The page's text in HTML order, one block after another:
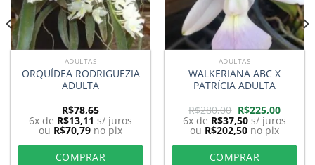
ADULTAS
ORQUÍDEA RODRIGUEZIA
ADULTA
R$78,65
6x de R$13,11 s/ juros
ou R$70,79 no pix
COMPRAR
ADULTAS
WALKERIANA ABC X
PATRÍCIA ADULTA
R$280,00 O
preço
original
era:
R$280,00.
R$225,00O
preço
atual
6x de R$37,50 s/ juros
ou R$202,50 no pix
COMPRAR